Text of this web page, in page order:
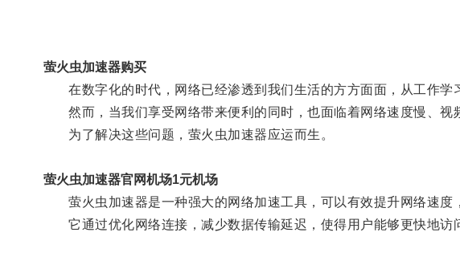
萤火虫加速器购买
在数字化的时代，网络已经渗透到我们生活的方方面面，从工作学
然而，当我们享受网络带来便利的同时，也面临着网络速度慢、视
为了解决这些问题，萤火虫加速器应运而生。
萤火虫加速器官网机场1元机场
萤火虫加速器是一种强大的网络加速工具，可以有效提升网络速度
它通过优化网络连接，减少数据传输延迟，使得用户能够更快地访